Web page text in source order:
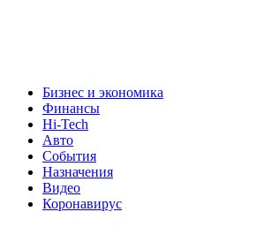
Бизнес и экономика
Финансы
Hi-Tech
Авто
События
Назначения
Видео
Коронавирус